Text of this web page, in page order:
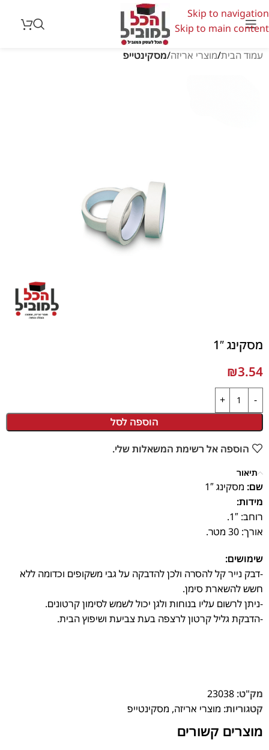
Skip to navigation
Skip to main content
עמוד הבית מוצרי אריזה מסקינטייפ
מסקינג 1″
₪3.54
הוספה לסל
הוספה אל רשימת המשאלות שלי.
תיאור
שם: מסקינג 1″
מידות:
רוחב: 1″.
אורך: 30 מטר.
שימושים:
-דבק נייר קל להסרה ולכן להדבקה על גבי משקופים וכדומה ללא
חשש להשארת סימן.
-ניתן לרשום עליו בנוחות ולגן יכול לשמש לסימון קרטונים.
-הדבקת גליל קרטון לרצפה בעת צביעת ושיפוץ הבית.
מק"ט: 23038
קטגוריות: מוצרי אריזה, מסקינטייפ
מוצרים קשורים